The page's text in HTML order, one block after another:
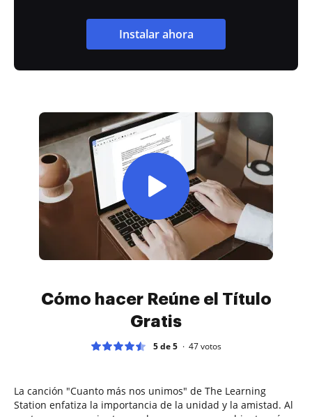
Instalar ahora
Cómo hacer Reúne el Título
Gratis
5 de 5 47votos
La canción "Cuanto más nos unimos" de The Learning
Station enfatiza la importancia de la unidad y la amistad. Al